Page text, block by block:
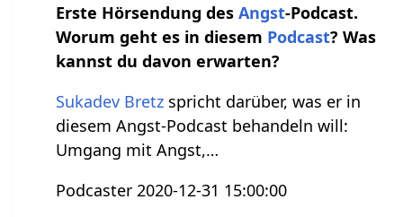
Erste Hörsendung desAngst-Podcast.
Worum geht es in diesem Podcast? Was
kannst du davon erwarten?
Sukadev Bretz spricht darüber, was er in
diesem Angst-Podcast behandeln will:
Umgang mit Angst,…
Podcaster 2020-12-31 15:00:00